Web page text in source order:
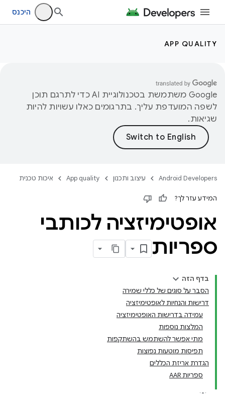
היכנס
APP QUALITY
‫Google משתמשת בטכנולוגיית AI כדי לתרגם תוכן
לשפה המועדפת עליך. בתרגומים כאלו עשויות להיות
שגיאות.
Android Developers עיצוב ותכנון App quality איכות טכנית
המידע עזר לך?
אופטימיזציה לכותבי
ספריות
בדף הזה
הסבר על סוגים של כללי שמירה
דרישות והנחיות לאופטימיזציה
עמידה בדרישות האופטימיזציה
המלצות נוספות
מתי אפשר להשתמש בהשתקפות
תפיסות מוטעות נפוצות
הגדרת אריזת הכללים
ספריות AAR